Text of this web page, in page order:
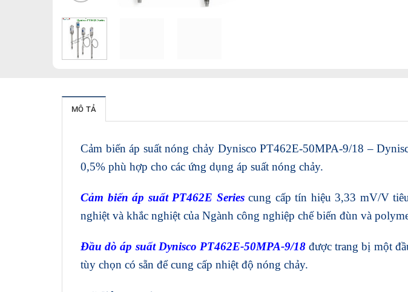
MÔ TẢ
Cảm biến áp suất nóng chảy Dynisco PT462E-50MPA-9/18 –
0,5% phù hợp cho các ứng dụng áp suất nóng chảy.
Cảm biến áp suất PT462E Series cung cấp tín hiệu 3,33 mV/V
nghiệt và khắc nghiệt của Ngành công nghiệp chế biến đùn và
Đầu dò áp suất Dynisco PT462E-50MPA-9/18được trang bị một
tùy chọn có sẵn để cung cấp nhiệt độ nóng chảy.